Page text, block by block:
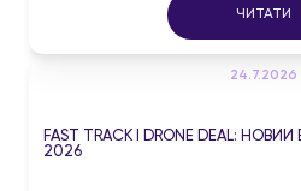
ЧИТАТИ
24.7.2026
FAST TRACK І DRONE DEAL:
2026